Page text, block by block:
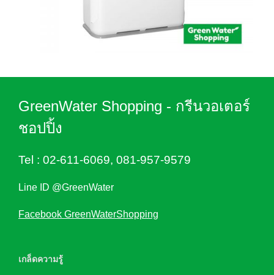
GreenWater Shopping - กรีนวอเตอร์
ชอปปิ้ง
Tel : 02-611-6069, 081-957-9579
Line ID @GreenWater
Facebook GreenWaterShopping
เกล็ดความรู้